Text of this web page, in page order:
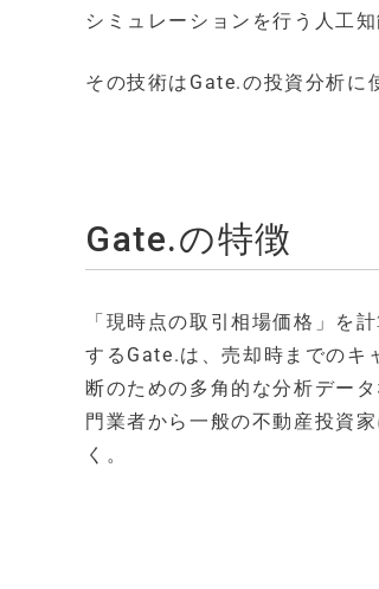
シミュレーションを行う人工
その技術はGate.の投資分析に
Gate.の特徴
「現時点の取引相場価格」を
するGate.は、売却時までのキ
断のための多角的な分析デー
門業者から一般の不動産投資
く。